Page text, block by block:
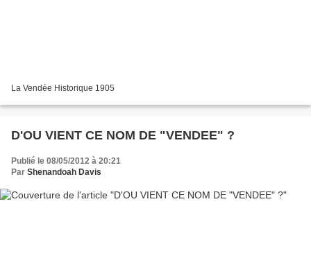
La Vendée Historique 1905
D'OU VIENT CE NOM DE "VENDEE" ?
Publié le 08/05/2012 à 20:21
Par Shenandoah Davis